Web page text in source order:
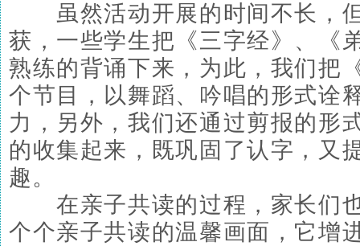
虽然活动开展的时间不长，
获，一些学生把《三字经》、《
熟练的背诵下来，为此，我们把
个节目，以舞蹈、吟唱的形式诠
力，另外，我们还通过剪报的形
的收集起来，既巩固了认字，又
趣。
在亲子共读的过程，家长们
个个亲子共读的温馨画面，它增